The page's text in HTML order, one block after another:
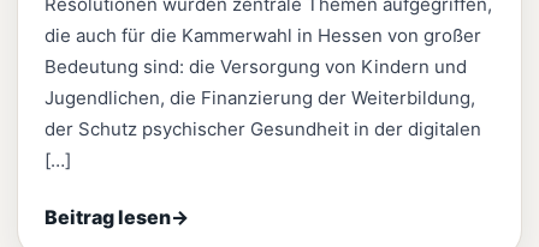
die auch für die Kammerwahl in Hessen von großer
Bedeutung sind: die Versorgung von Kindern und
Jugendlichen, die Finanzierung der Weiterbildung,
der Schutz psychischer Gesundheit in der digitalen
[…]
Beitrag lesen→